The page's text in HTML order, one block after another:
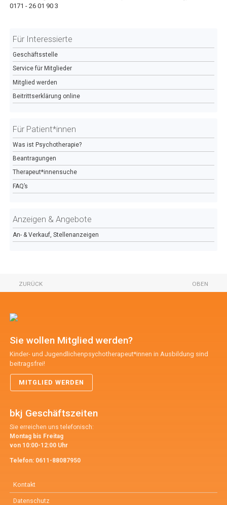
0171 - 26 01 90 3
Für Interessierte
Geschäftsstelle
Service für Mitglieder
Mitglied werden
Beitrittserklärung online
Für Patient*innen
Was ist Psychotherapie?
Beantragungen
Therapeut*innensuche
FAQ’s
Anzeigen & Angebote
An- & Verkauf, Stellenanzeigen
OBEN
ZURÜCK
Sie wollen Mitglied werden?
Kinder- und Jugendlichenpsychotherapeut*innen in Ausbildung sind
beitragsfrei!
MITGLIED WERDEN
bkj Geschäftszeiten
Sie erreichen uns telefonisch:
Montag bis Freitag
von 10:00-12:00 Uhr
Telefon: 0611-88087950
Kontakt
Datenschutz